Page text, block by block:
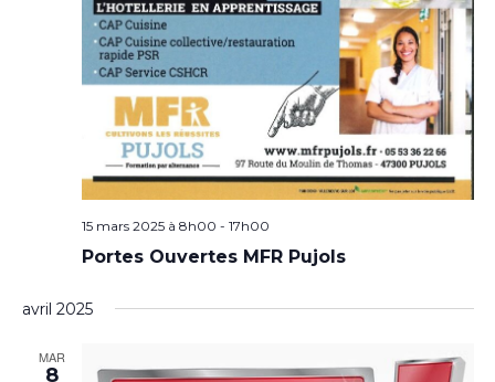
15 mars 2025 à 8h00 - 17h00
Portes Ouvertes MFR Pujols
avril 2025
MAR
8